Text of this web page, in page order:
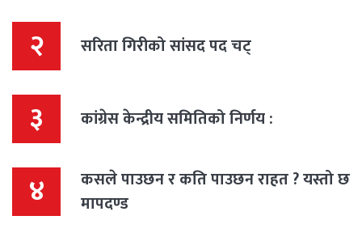
२ सरिता गिरीको सांसद पद चट्
३ कांग्रेस केन्द्रीय समितिको निर्णय :
४
कसले पाउछन र कति पाउछन राहत ? यस्तो छ
मापदण्ड